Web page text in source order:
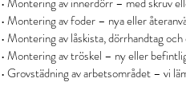
• Montering av foder – nya eller
• Montering av låskista, dörrhandtag
• Montering av tröskel – ny eller
• Grovstädning av arbetsområdet – vi